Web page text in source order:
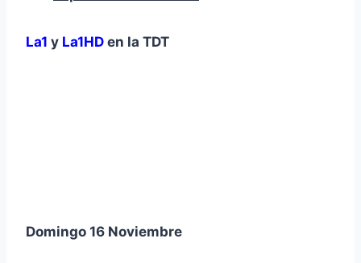
La1 y La1HD en la TDT
Domingo 16 Noviembre